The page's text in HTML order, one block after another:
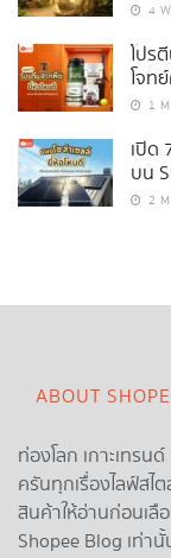
4
โปร
โจท
1
เปิด
บน
2
ABOUT
ท่องโลก เกาะเทร
ครันทุกเรื่องไลฟ์สไ
สินค้าให้อ่านก่อนเ
Shopee Blog เท่านั้